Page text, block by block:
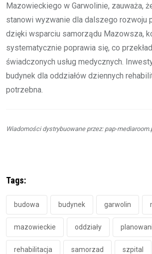
Mazowieckiego w Garwolinie, zauważa,
stanowi wyzwanie dla dalszego rozwoju
dzięki wsparciu samorządu Mazowsza,
systematycznie poprawia się, co
świadczonych usług medycznych.
budynek dla oddziałów dziennych
potrzebna.
Wiadomości dystrybuowane przez: pap-
Tags:
budowa budynek garwolin
mazowieckie oddziały
rehabilitacja samorzad szpital